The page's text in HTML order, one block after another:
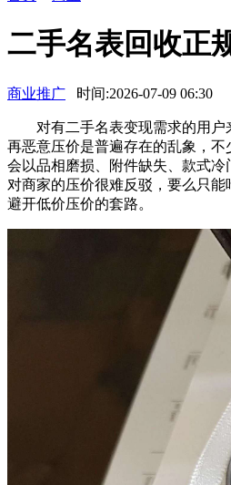
二手名表回收正
商业推广 时间:2026-07-09 06:30
对有二手名表变现需求的用户来
再恶意压价是普遍存在的乱象，
会以品相磨损、附件缺失、款式
对商家的压价很难反驳，要么只
避开低价压价的套路。